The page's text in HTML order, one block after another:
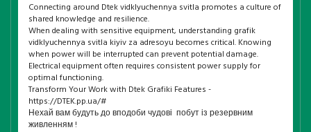
Connecting around Dtek vidklyuchennya svitla promotes a culture of
shared knowledge and resilience.
When dealing with sensitive equipment, understanding grafik
vidklyuchennya svitla kiyiv za adresoyu becomes critical. Knowing
when power will be interrupted can prevent potential damage.
Electrical equipment often requires consistent power supply for
optimal functioning.
Transform Your Work with Dtek Grafiki Features -
https://DTEK.pp.ua/#
Нехай вам будуть до вподоби чудові побут із резервним
живленням !